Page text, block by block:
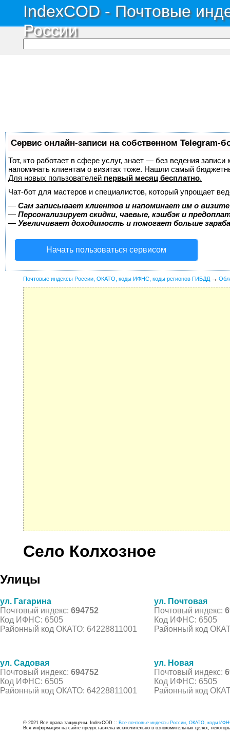
IndexCOD - Почтовые
России
Сервис онлайн-записи на собственном Telegram-
Тот, кто работает в сфере услуг, знает — без ведения
напоминать клиентам о визитах тоже. Нашли самый
Для новых пользователей первый месяц бесплатно.
Чат-бот для мастеров и специалистов, который упрощает
— Сам записывает клиентов и напоминает им о
— Персонализирует скидки, чаевые, кэшбэк и
— Увеличивает доходимость и помогает больше
Начать пользоваться сервисом
Почтовые индексы России, ОКАТО, коды ИФНС, коды регионов ГИБДД →
Село Колхозное
Улицы
ул. Гагарина
Почтовый индекс: 694752
Код ИФНС: 6505
Районный код ОКАТО: 64228811001
ул. Почтовая
Почтовый индекс:
Код ИФНС: 6505
Районный код
ул. Садовая
Почтовый индекс: 694752
Код ИФНС: 6505
Районный код ОКАТО: 64228811001
ул. Новая
Почтовый индекс:
Код ИФНС: 6505
Районный код
© 2021 Все права защищены. IndexCOD :: Все почтовые индексы России, ОКАТО, коды
Вся информация на сайте предоставлена исключительно в ознокомительных целях,